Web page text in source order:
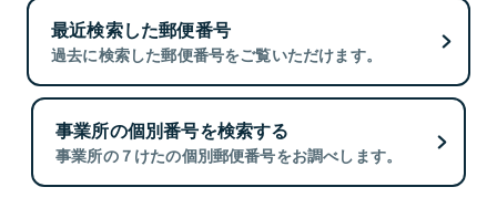
最近検索した郵便番号
過去に検索した郵便番号をご覧いただけます。
事業所の個別番号を検索する
事業所の７けたの個別郵便番号をお調べします。